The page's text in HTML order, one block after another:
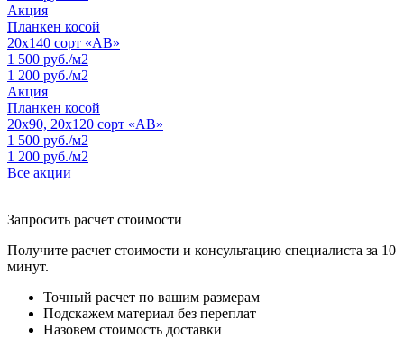
Акция
Планкен косой
20х140 сорт «АВ»
1 500 руб./м2
1 200 руб./м2
Акция
Планкен косой
20х90, 20х120 сорт «АВ»
1 500 руб./м2
1 200 руб./м2
Все акции
Запросить расчет стоимости
Получите расчет стоимости и консультацию специалиста за 10
минут.
Точный расчет по вашим размерам
Подскажем материал без переплат
Назовем стоимость доставки